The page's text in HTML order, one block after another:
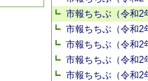
市報ちちぶ（令和2
市報ちちぶ（令和2
市報ちちぶ（令和2
市報ちちぶ（令和2
市報ちちぶ（令和2